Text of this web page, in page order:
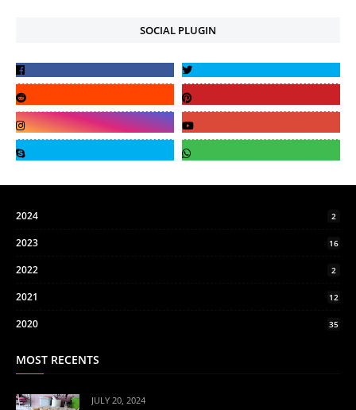
SOCIAL PLUGIN
2024 2
2023 16
2022 2
2021 12
2020 35
MOST RECENTS
JULY 20, 2024